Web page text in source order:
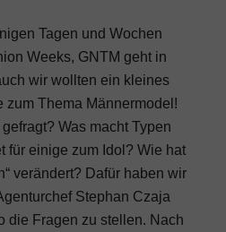
Tagen und Wochen
Weeks, GNTM geht in
wir wollten ein kleines
zum Thema Männermodel!
Was macht Typen
für einige zum Idol? Wie hat
verändert? Dafür haben wir
Stephan Czaja
die Fragen zu stellen. Nach